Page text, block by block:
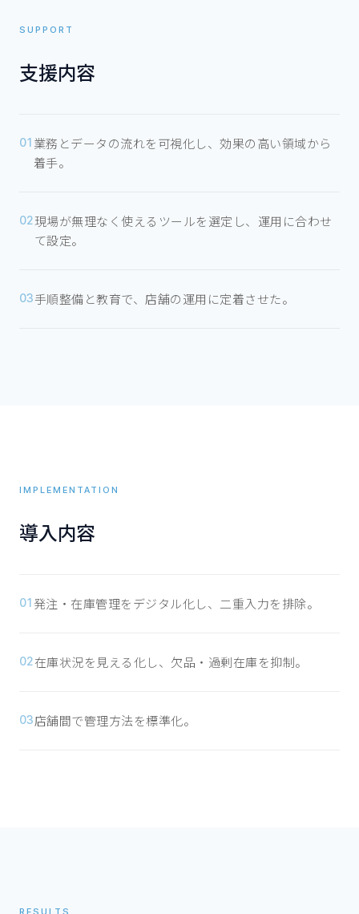
SUPPORT
支援内容
01 業務とデータの流れを可視化し、効果の高い領域から
着手。
02現場が無理なく使えるツールを選定し、運用に合わせ
て設定。
03手順整備と教育で、店舗の運用に定着させた。
IMPLEMENTATION
導入内容
01発注・在庫管理をデジタル化し、二重入力を排除。
02在庫状況を見える化し、欠品・過剰在庫を抑制。
03店舗間で管理方法を標準化。
RESULTS